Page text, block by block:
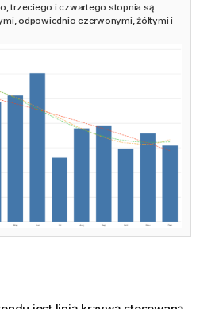
trzeciego i czwartego stopnia są
odpowiednio czerwonymi, żółtymi i